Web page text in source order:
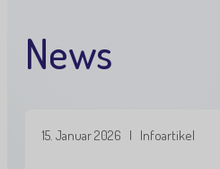
hier:
News
15. Januar 2026 | Infoartikel